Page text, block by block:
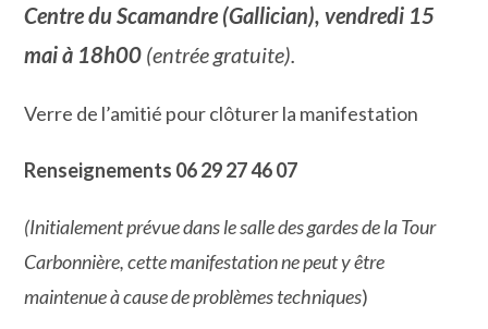
Centre du Scamandre (Gallician), vendredi 15
mai à 18h00 (entrée gratuite).
Verre de l’amitié pour clôturer la manifestation
Renseignements 06 29 27 46 07
(Initialement prévue dans le salle des gardes de la Tour
Carbonnière, cette manifestation ne peut y être
maintenue à cause de problèmes techniques)